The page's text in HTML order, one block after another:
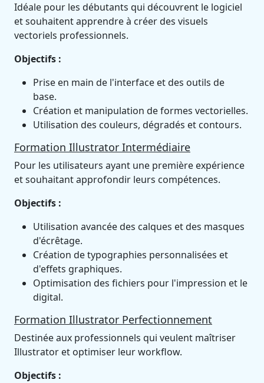
Idéale pour les débutants qui découvrent le logiciel
et souhaitent apprendre à créer des visuels
vectoriels professionnels.
Objectifs :
Prise en main de l'interface et des outils de
base.
Création et manipulation de formes vectorielles.
Utilisation des couleurs, dégradés et contours.
Formation Illustrator Intermédiaire
Pour les utilisateurs ayant une première expérience
et souhaitant approfondir leurs compétences.
Objectifs :
Utilisation avancée des calques et des masques
d'écrêtage.
Création de typographies personnalisées et
d'effets graphiques.
Optimisation des fichiers pour l'impression et le
digital.
Formation Illustrator Perfectionnement
Destinée aux professionnels qui veulent maîtriser
Illustrator et optimiser leur workflow.
Objectifs :